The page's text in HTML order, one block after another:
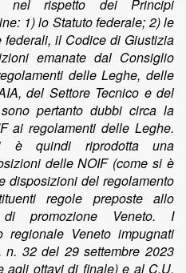
nel rispetto dei Principi
1) lo Statuto federale; 2) le
il Codice di Giustizia
emanate dal Consiglio
delle Leghe, delle
del Settore Tecnico e del
pertanto dubbi circa la
ai regolamenti delle Leghe.
quindi riprodotta una
delle NOIF (come si è
disposizioni del regolamento
regole preposte allo
promozione Veneto. I
regionale Veneto impugnati
32 del 29 settembre 2023
agli ottavi di finale) e al C.U.